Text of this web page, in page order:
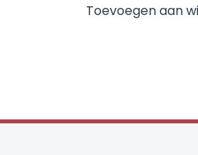
Toevoegen aan